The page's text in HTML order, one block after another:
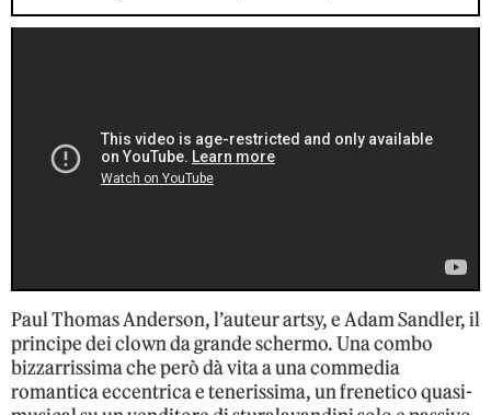
Paul Thomas Anderson, l’auteur artsy, e Adam Sandler, il
principe dei clown da grande schermo. Una combo
bizzarrissima che però dà vita a una commedia
romantica eccentrica e tenerissima, un frenetico quasi-